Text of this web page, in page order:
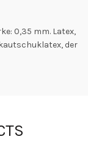
0,35 mm. Latex,
der